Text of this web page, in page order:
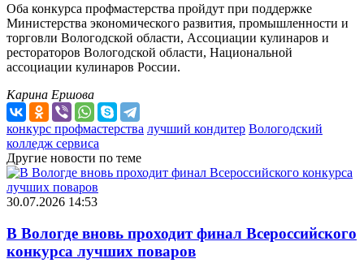
Оба конкурса профмастерства пройдут при поддержке
Министерства экономического развития, промышленности и
торговли Вологодской области, Ассоциации кулинаров и
рестораторов Вологодской области, Национальной
ассоциации кулинаров России.
Карина Ершова
конкурс профмастерства лучший кондитер Вологодский
колледж сервиса
Другие новости по теме
30.07.2026 14:53
В Вологде вновь проходит финал Всероссийского
конкурса лучших поваров